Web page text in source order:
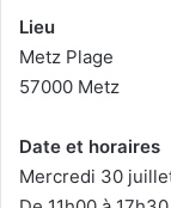
Lieu
Metz Plage
57000 Metz
Date et horaires
Mercredi 30